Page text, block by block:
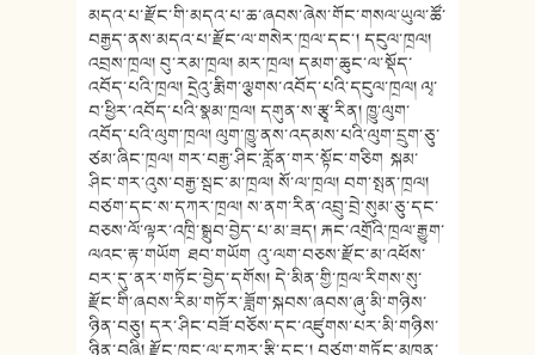
མདའ་པ་རྫོང་གི་མདའ་པ་ཆ་ཞབས་ཞེས་གོང་གསལ་ཡུལ་ཚོ་
བརྒྱད་ནས་མདའ་པ་རྫོང་ལ་གསེར་ཁྲལ་དང་། དངུལ་ཁྲལ།
འབྲས་ཁྲལ། བུ་རམ་ཁྲལ། མར་ཁྲལ། དམག་ཆུང་ལ་སྡོད་
འབོད་པའི་ཁྲལ། དྲེའུ་རྨིག་ལྕགས་འབོད་པའི་དངུལ་ཁྲལ། ལྭ་
བ་ཕྱིར་འབོད་པའི་སྣམ་ཁྲལ། དགུན་ས་རྩྭ་རིན། ཁྱུ་ལུག་
འབོད་པའི་ལུག་ཁྲལ། ལུག་ཁྱུ་ནས་འདམས་པའི་ལུག་དྲུག་ཅུ་
ཙམ་ཞིང་ཁྲལ། གར་བརྒྱ་ཤིང་རློན་གར་སྟོང་གཅིག སྐམ་
ཤིང་གར་འུས་བརྒྱ་སྦང་མ་ཁྲལ། སོ་ལ་ཁྲལ། བག་སྤན་ཁྲལ།
བཙག་དང་ས་དཀར་ཁྲལ། ས་ནག་རིན་འབྲུ་བྲེ་སུམ་ཅུ་དང་
བཅས་ལོ་ལྟར་འཁྲི་སྒྲུབ་བྱེད་པ་མ་ཟད། རྐང་འགྲོའི་ཁྲལ་རྒྱུག་
ལའང་རྟ་གཡོག ཐབ་གཡོག འུ་ལག་བཅས་རྫོང་མ་འཕོས་
བར་དུ་ནར་གཏོང་བྱེད་དགོས། དེ་མིན་གྱི་ཁྲལ་རིགས་སུ་
རྫོང་གི་ཞབས་རིམ་གཏོར་ཟློག་སྐབས་ཞབས་ཞུ་མི་གཉིས་
ཉིན་བཅུ། དར་ཤིང་བཟོ་བཅོས་དང་འཛུགས་པར་མི་གཉིས་